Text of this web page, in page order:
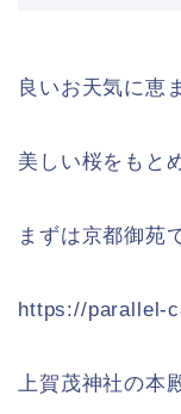
良いお天気に恵
美しい桜をもと
まずは京都御苑
https://parallel-
上賀茂神社の本